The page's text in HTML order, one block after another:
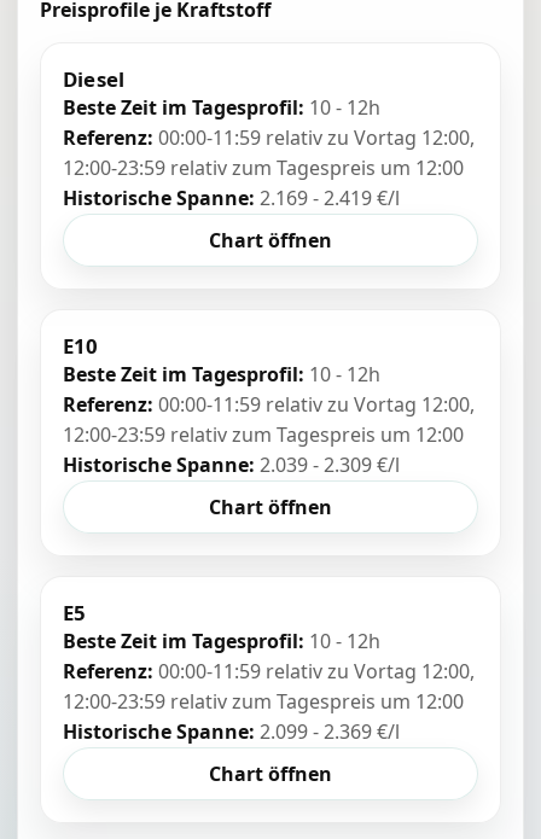
Preisprofile je Kraftstoff
Diesel
Beste Zeit im Tagesprofil: 10 - 12h
Referenz: 00:00-11:59 relativ zu Vortag 12:00,
12:00-23:59 relativ zum Tagespreis um 12:00
Historische Spanne: 2.169 - 2.419 €/l
Chart öffnen
E10
Beste Zeit im Tagesprofil: 10 - 12h
Referenz: 00:00-11:59 relativ zu Vortag 12:00,
12:00-23:59 relativ zum Tagespreis um 12:00
Historische Spanne: 2.039 - 2.309 €/l
Chart öffnen
E5
Beste Zeit im Tagesprofil: 10 - 12h
Referenz: 00:00-11:59 relativ zu Vortag 12:00,
12:00-23:59 relativ zum Tagespreis um 12:00
Historische Spanne: 2.099 - 2.369 €/l
Chart öffnen